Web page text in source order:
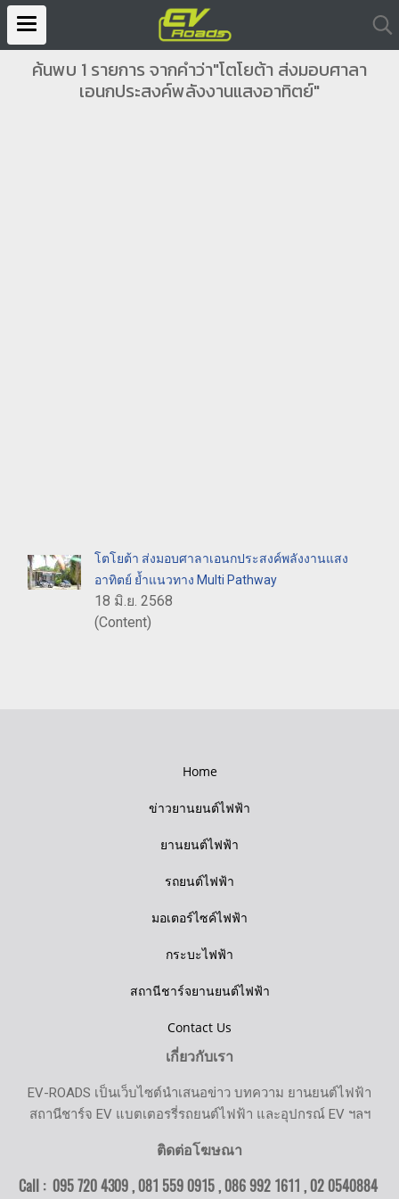
ค้นพบ 1 รายการ จากคำว่า"โตโยต้า ส่งมอบศาลา
เอนกประสงค์พลังงานแสงอาทิตย์"
โตโยต้า ส่งมอบศาลาเอนกประสงค์พลังงานแสง
อาทิตย์ ย้ำแนวทาง Multi Pathway
18 มิ.ย. 2568
(Content)
Home
ข่าวยานยนต์ไฟฟ้า
ยานยนต์ไฟฟ้า
รถยนต์ไฟฟ้า
มอเตอร์ไซค์ไฟฟ้า
กระบะไฟฟ้า
สถานีชาร์จยานยนต์ไฟฟ้า
Contact Us
เกี่ยวกับเรา
EV-ROADS เป็นเว็บไซต์นำเสนอข่าว บทความ ยานยนต์ไฟฟ้า
สถานีชาร์จ EV แบตเตอรรี่รถยนต์ไฟฟ้า และอุปกรณ์ EV ฯลฯ
ติดต่อโฆษณา
Call : 095 720 4309 , 081 559 0915 , 086 992 1611 ,02 0540884